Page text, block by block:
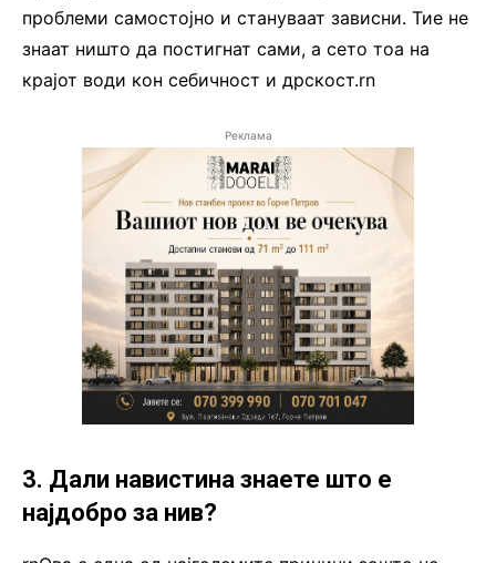
проблеми самостојно и стануваат зависни. Тие не
знаат ништо да постигнат сами, а сето тоа на
крајот води кон себичност и дрскост.rn
Реклама
3. Дали навистина знаете што е
најдобро за нив?